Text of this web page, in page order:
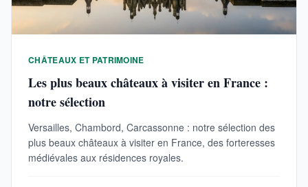
CHÂTEAUX ET PATRIMOINE
Les plus beaux châteaux à visiter en France :
notre sélection
Versailles, Chambord, Carcassonne : notre sélection des
plus beaux châteaux à visiter en France, des forteresses
médiévales aux résidences royales.